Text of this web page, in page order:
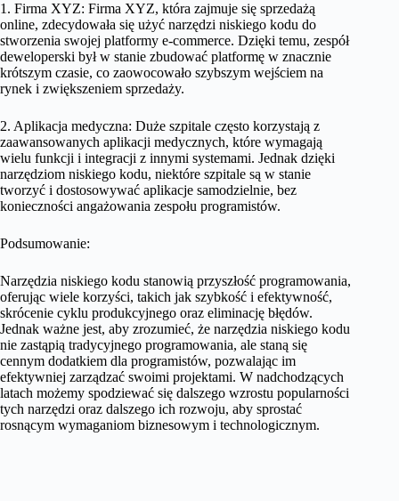
1. Firma XYZ: Firma XYZ, która zajmuje się sprzedażą
online, zdecydowała się użyć narzędzi niskiego kodu do
stworzenia swojej platformy e-commerce. Dzięki temu, zespół
deweloperski był w stanie zbudować platformę w znacznie
krótszym czasie, co zaowocowało szybszym wejściem na
rynek i zwiększeniem sprzedaży.
2. Aplikacja medyczna: Duże szpitale często korzystają z
zaawansowanych aplikacji medycznych, które wymagają
wielu funkcji i integracji z innymi systemami. Jednak dzięki
narzędziom niskiego kodu, niektóre szpitale są w stanie
tworzyć i dostosowywać aplikacje samodzielnie, bez
konieczności angażowania zespołu programistów.
Podsumowanie:
Narzędzia niskiego kodu stanowią przyszłość programowania,
oferując wiele korzyści, takich jak szybkość i efektywność,
skrócenie cyklu produkcyjnego oraz eliminację błędów.
Jednak ważne jest, aby zrozumieć, że narzędzia niskiego kodu
nie zastąpią tradycyjnego programowania, ale staną się
cennym dodatkiem dla programistów, pozwalając im
efektywniej zarządzać swoimi projektami. W nadchodzących
latach możemy spodziewać się dalszego wzrostu popularności
tych narzędzi oraz dalszego ich rozwoju, aby sprostać
rosnącym wymaganiom biznesowym i technologicznym.